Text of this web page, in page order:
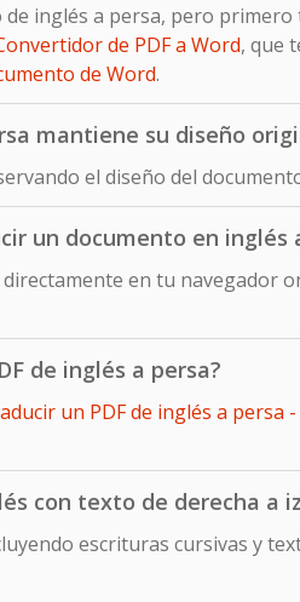
inglés a persa, pero
de PDF a Word, que
de Word.
mantiene su diseño
el diseño del
un documento en inglés
en tu navegador
de inglés a persa?
un PDF de inglés a persa
con texto de derecha a
escrituras cursivas y